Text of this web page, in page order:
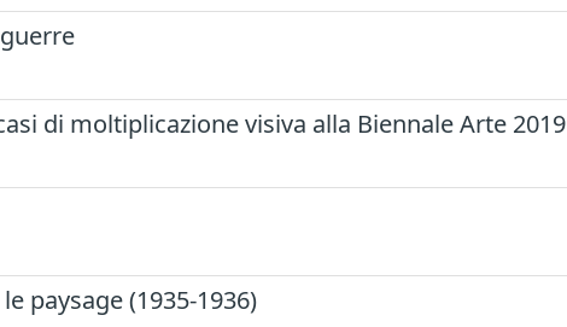
di moltiplicazione visiva alla Biennale Arte 2019
paysage (1935-1936)